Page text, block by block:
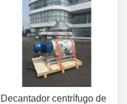
Decantador centrífugo de